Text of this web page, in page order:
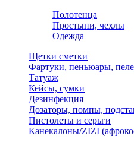
Полотенца
Простыни, чехлы
Одежда
Щетки сметки
Фартуки, пеньюары,
Татуаж
Кейсы, сумки
Дезинфекция
Дозаторы, помпы,
Пистолеты и серьги
Канекалоны/ZIZI